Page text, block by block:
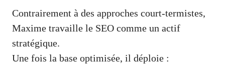
Contrairement à des approches court-termistes,
Maxime travaille le SEO comme un actif
stratégique.
Une fois la base optimisée, il déploie :